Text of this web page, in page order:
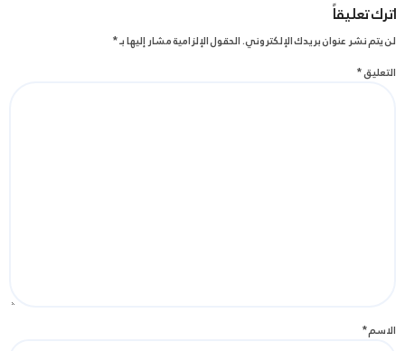
اترك تعليقاً
لن يتم نشر عنوان بريدك الإلكتروني.الحقول الإلزامية مشار إليها بـ*
التعليق*
الاسم*